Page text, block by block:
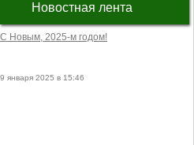
Новостная лента
С Новым, 2025-м годом!
9 января 2025 в 15:46